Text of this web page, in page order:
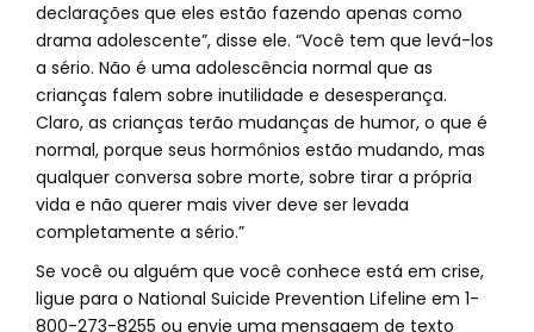
declarações que eles estão fazendo apenas como
drama adolescente”, disse ele. “Você tem que levá-los
a sério. Não é uma adolescência normal que as
crianças falem sobre inutilidade e desesperança.
Claro, as crianças terão mudanças de humor, o que é
normal, porque seus hormônios estão mudando, mas
qualquer conversa sobre morte, sobre tirar a própria
vida e não querer mais viver deve ser levada
completamente a sério.”
Se você ou alguém que você conhece está em crise,
ligue para o National Suicide Prevention Lifeline em 1-
800-273-8255 ou envie uma mensagem de texto